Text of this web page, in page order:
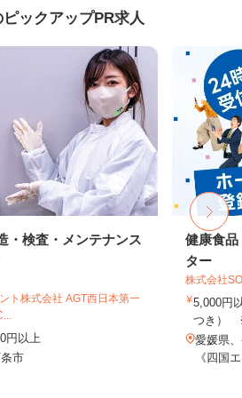
ックアップPR求人
・検査・メンテナンス
ト株式会社 AGT西日本第一
円以上
市
健康食品
ター
株式会社
5,000円
つき）
愛媛県
《四国